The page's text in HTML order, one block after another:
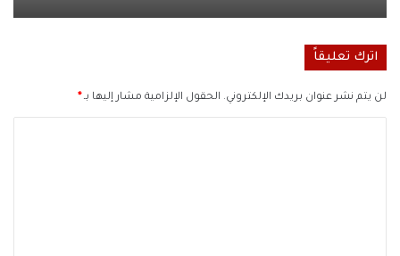
اترك تعليقاً
لن يتم نشر عنوان بريدك الإلكتروني. الحقول الإلزامية مشار إليها بـ*